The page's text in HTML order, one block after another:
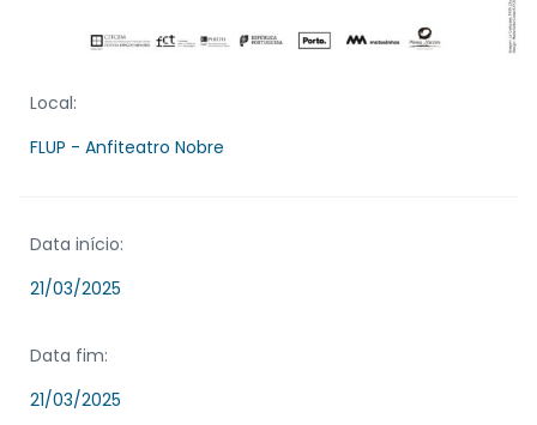
Local:
FLUP - Anfiteatro Nobre
Data início:
21/03/2025
Data fim:
21/03/2025